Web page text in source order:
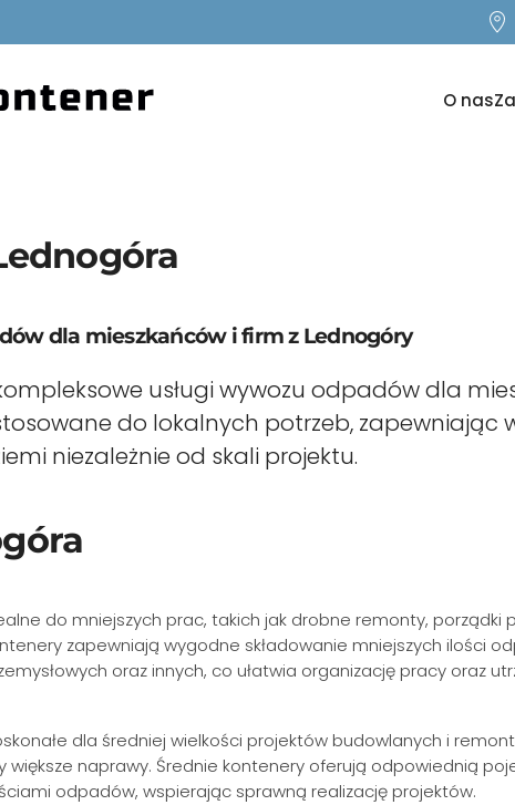
O nas
dla mieszkańców i firm z Lednogóry
usługi wywozu odpadów dla
do lokalnych potrzeb, zapewniając
niezależnie od skali projektu.
do mniejszych prac, takich jak drobne remonty, porządki
zapewniają wygodne składowanie mniejszych ilości
oraz innych, co ułatwia organizację pracy oraz
dla średniej wielkości projektów budowlanych i
większe naprawy. Średnie kontenery oferują odpowiednią
odpadów, wspierając sprawną realizację projektów.